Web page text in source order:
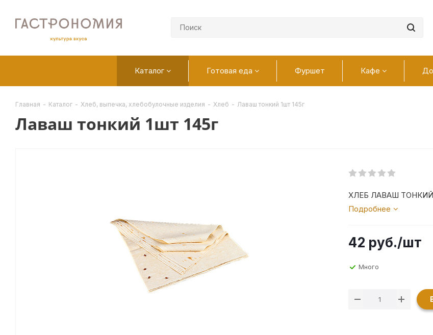
Каталог Готовая еда Фуршет Кафе
Главная - Каталог - Хлеб, выпечка, хлебобулочные изделия - Хлеб - Лаваш тонкий 1шт 145г
Лаваш тонкий 1шт 145г
ХЛЕБ ЛАВАШ ТОНКИЙ
Подробнее
42 руб./шт
Много